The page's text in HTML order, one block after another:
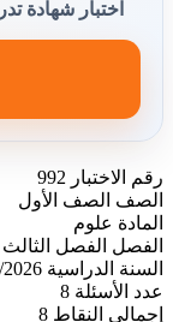
اختبار شهادة
رقم الاختبار 992
الصف
الصف الأول
المادة
علوم
الفصل
الفصل الثالث
السنة الدراسية 2026
عدد الأسئلة 8
إجمالي النقاط 8